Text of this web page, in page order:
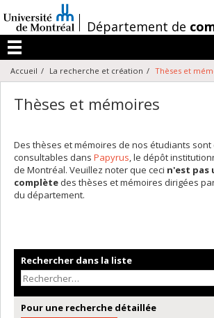
au
contenu
/Département de
Menu
Accueil La recherche et création Thèses et
Thèses et mémoires
Des thèses et mémoires de nos étudiants
consultables dans Papyrus, le dépôt
de Montréal. Veuillez noter que ceci n'est pas
complète des thèses et mémoires dirigées
du département.
Rechercher dans la liste
Pour une recherche détaillée